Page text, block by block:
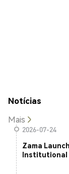
Notícias
Mais
2026-07-24
Zama
Institutional